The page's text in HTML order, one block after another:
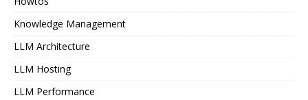
Knowledge Management
LLM Architecture
LLM Hosting
LLM Performance